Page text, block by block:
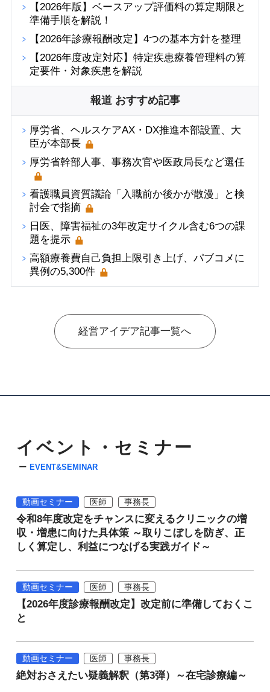
【2026年版】ベースアップ評価料の算定期限と
準備手順を解説！
【2026年診療報酬改定】4つの基本方針を整理
【2026年度改定対応】特定疾患療養管理料の算
定要件・対象疾患を解説
報道 おすすめ記事
厚労省、ヘルスケアAX・DX推進本部設置、大
臣が本部長
厚労省幹部人事、事務次官や医政局長など選任
看護職員資質議論「入職前か後かが散漫」と検
討会で指摘
日医、障害福祉の3年改定サイクル含む6つの課
題を提示
高額療養費自己負担上限引き上げ、パブコメに
異例の5,300件
経営アイデア記事一覧へ
イベント・セミナー
EVENT&SEMINAR
動画セミナー 医師 事務長
令和8年度改定をチャンスに変えるクリニックの増
収・増患に向けた具体策 ～取りこぼしを防ぎ、正
しく算定し、利益につなげる実践ガイド～
動画セミナー 医師 事務長
【2026年度診療報酬改定】改定前に準備しておくこ
と
動画セミナー 医師 事務長
絶対おさえたい疑義解釈（第3弾）～在宅診療編～